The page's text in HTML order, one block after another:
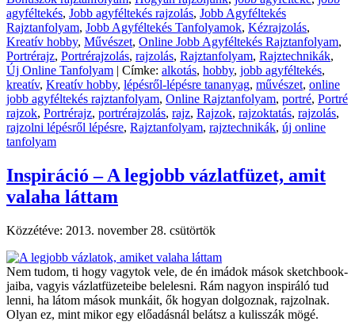
agyféltekés, Jobb agyféltekés rajzolás, Jobb Agyféltekés
Rajztanfolyam, Jobb Agyféltekés Tanfolyamok, Kézrajzolás,
Kreatív hobby, Művészet, Online Jobb Agyféltekés Rajztanfolyam,
Portrérajz, Portrérajzolás, rajzolás, Rajztanfolyam, Rajztechnikák,
Új Online Tanfolyam | Címke: alkotás, hobby, jobb agyféltekés,
kreatív, Kreatív hobby, lépésről-lépésre tananyag, művészet, online
jobb agyféltekés rajztanfolyam, Online Rajztanfolyam, portré, Portré
rajzok, Portrérajz, portrérajzolás, rajz, Rajzok, rajzoktatás, rajzolás,
rajzolni lépésről lépésre, Rajztanfolyam, rajztechnikák, új online
tanfolyam
Inspiráció – A legjobb vázlatfüzet, amit
valaha láttam
Közzétéve: 2013. november 28. csütörtök
Nem tudom, ti hogy vagytok vele, de én imádok mások sketchbook-
jaiba, vagyis vázlatfüzeteibe belelesni. Rám nagyon inspiráló tud
lenni, ha látom mások munkáit, ők hogyan dolgoznak, rajzolnak.
Olyan ez, mint mikor egy előadásnál belátsz a kulisszák mögé.